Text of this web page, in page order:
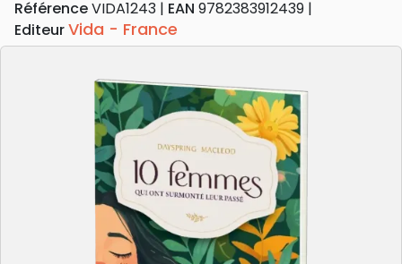
RéférenceVIDA1243 EAN 9782383912439
EditeurVida - France